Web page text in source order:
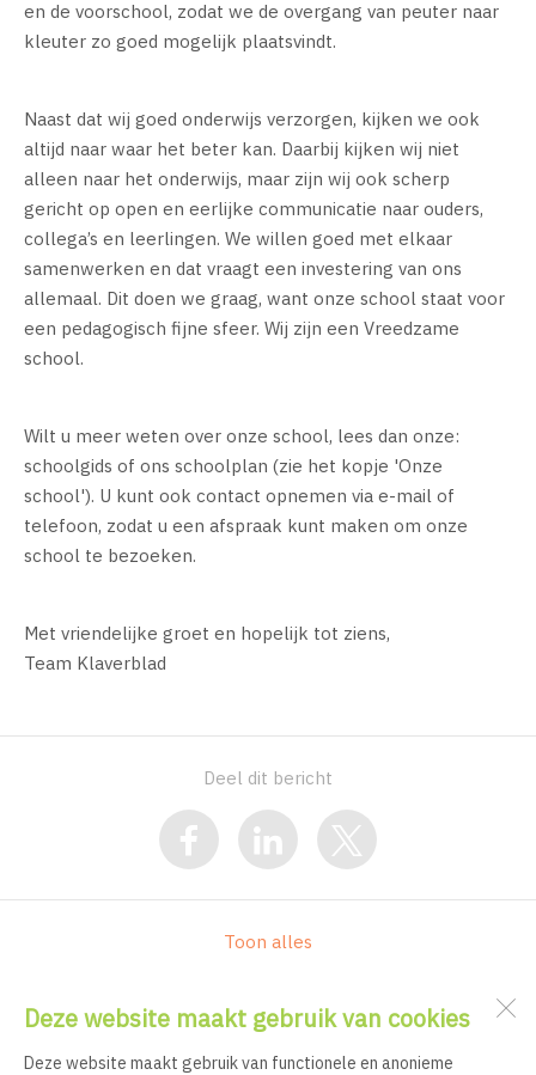
Deze website maakt gebruik van cookies
Deze website maakt gebruik van functionele en anonieme
en de voorschool, zodat we de overgang van peuter naar
kleuter zo goed mogelijk plaatsvindt.
Naast dat wij goed onderwijs verzorgen, kijken we ook
altijd naar waar het beter kan. Daarbij kijken wij niet
alleen naar het onderwijs, maar zijn wij ook scherp
gericht op open en eerlijke communicatie naar ouders,
collega’s en leerlingen. We willen goed met elkaar
samenwerken en dat vraagt een investering van ons
allemaal. Dit doen we graag, want onze school staat voor
een pedagogisch fijne sfeer. Wij zijn een Vreedzame
school.
Wilt u meer weten over onze school, lees dan onze:
schoolgids of ons schoolplan (zie het kopje 'Onze
school'). U kunt ook contact opnemen via e-mail of
telefoon, zodat u een afspraak kunt maken om onze
school te bezoeken.
Met vriendelijke groet en hopelijk tot ziens,
Team Klaverblad
Deel dit bericht
Toon alles
Basisschool Klaverblad